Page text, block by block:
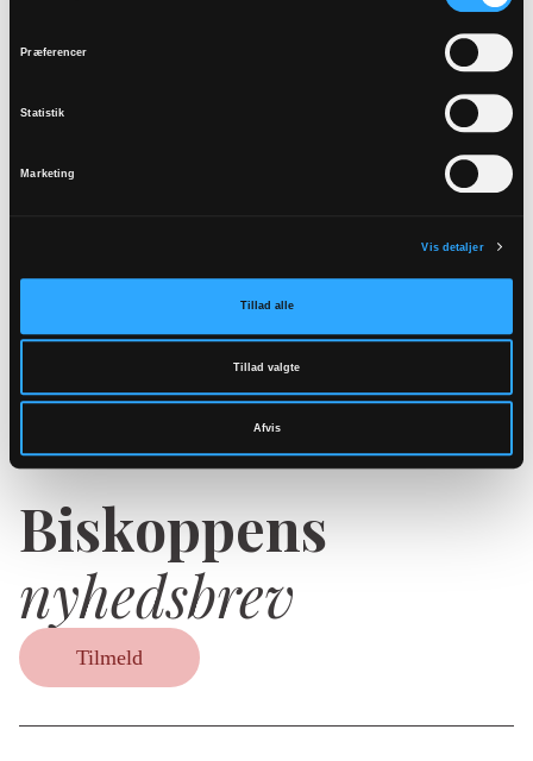
Præferencer
Statistik
Marketing
Vis detaljer
Tillad alle
Tillad valgte
Afvis
Læs om stiftsrådets lånepolitik og retningslinjer
Biskoppens
nyhedsbrev
Tilmeld